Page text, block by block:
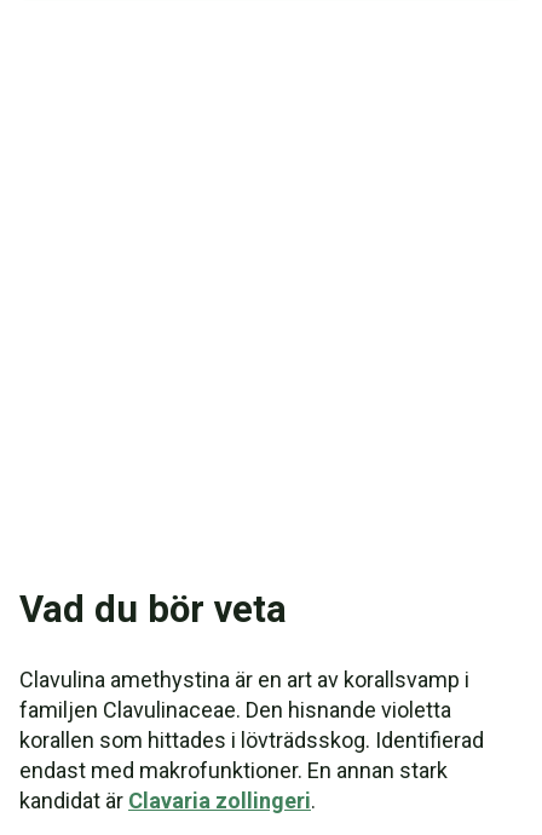
Vad du bör veta
Clavulina amethystina är en art av korallsvamp i
familjen Clavulinaceae. Den hisnande violetta
korallen som hittades i lövträdsskog. Identifierad
endast med makrofunktioner. En annan stark
kandidat är Clavaria zollingeri.